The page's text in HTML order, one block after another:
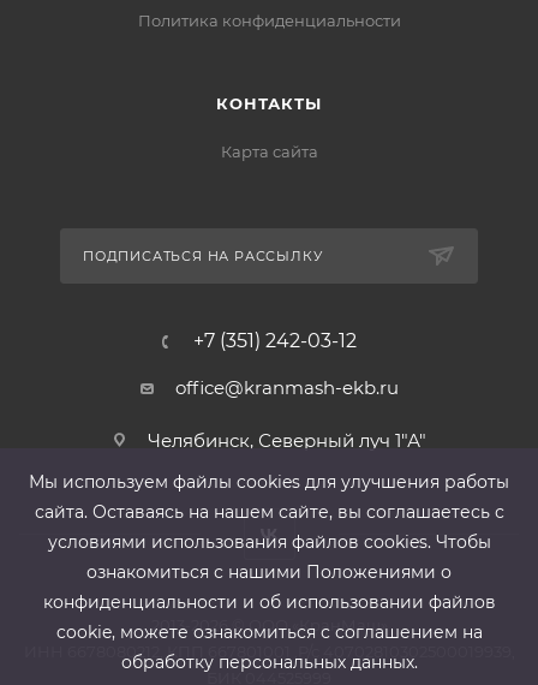
Политика конфиденциальности
КОНТАКТЫ
Карта сайта
ПОДПИСАТЬСЯ НА РАССЫЛКУ
+7 (351) 242-03-12
office@kranmash-ekb.ru
Челябинск, Северный луч 1"А"
2013-2026 ©ООО «КранМаш»
ИНН 6678080212, КПП 667801001 ,Р/с 40702810302500019939,
БИК 044525999
Мы используем файлы cооkies для улучшения работы
сайта. Оставаясь на нашем сайте, вы соглашаетесь с
условиями использования файлов cооkies. Чтобы
ознакомиться с нашими Положениями о
конфиденциальности и об использовании файлов
cookie, можете ознакомиться с соглашением на
обработку персональных данных.